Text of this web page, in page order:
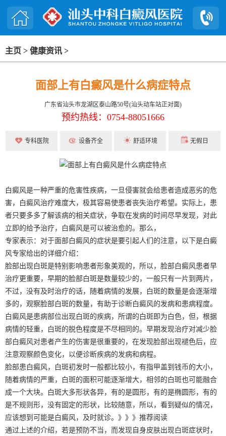
主页 > 健康资讯 >
面部上有白癜风是什么病症特点
广东省汕头市龙湖区泰山路50号(汕头动车站正对面)
预约热线：0754-88051666
专科医院 设备齐全 舒适环境 无假日
白癜风是一种严重的危害性疾病，一旦侵害就会给患者造成恶劣的危
害，白癜风治疗难度大，极其容易使患者丧失治疗希望。实际上，患
者只要多多了解该病的相关症状，争取在发病的时间尽早发现，对此
立即的给予治疗，白癜风是可以被治愈的。那么，
专家表示：对于面部白癜风的症状是要引起人们的注意，以下是白癜
风专家给出的详细介绍：
脸部出现白斑是特别影响患者形象美观的，所以，脸部白癜风患者早
治疗更重要，早期的脸部白斑是数量较少的，一般只有一片到两片，
不过，没有及时治疗的话，随着病情的发展，白斑的数量是会逐渐增
多的，观察脸部白斑的数量，有助于诊断白癜风的发病和患病程度。
白癜风是患病部位出现白斑的疾病，所谓的白斑即为白色，但，根据
病情的轻重，白斑的脱色程度是不尽相同的。早期发现治疗对减少脸
部白癜风对患者产生的伤害是很重要的，在发现脸部出现褪色后，应
注意观察颜色变化，以便诊断疾病的发病和病程。
脸部患白癜风，白斑初发时一般都比较小，有指甲盖到钱币的大小，
随着病情的严重，白斑的面积可能逐渐增大，相邻的白斑也可能融合
成一个大块。白斑大多形状各异，有的是圆形，有的是椭圆形，有的
是不规则形，没有固定的形状，比较随意，所以，看到疑似的情况，
应该想到可能是白癜风，及时就诊。》》》推荐阅读
通过上述的介绍，若是预防不当，而发现自身皮肤出现白斑症状时，